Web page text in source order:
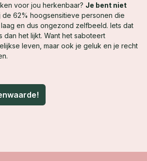
voor jou herkenbaar? Je bent niet
62% hoogsensitieve personen die
en dus ongezond zelfbeeld. Iets dat
dan het lijkt. Want het saboteert
leven, maar ook je geluk en je recht